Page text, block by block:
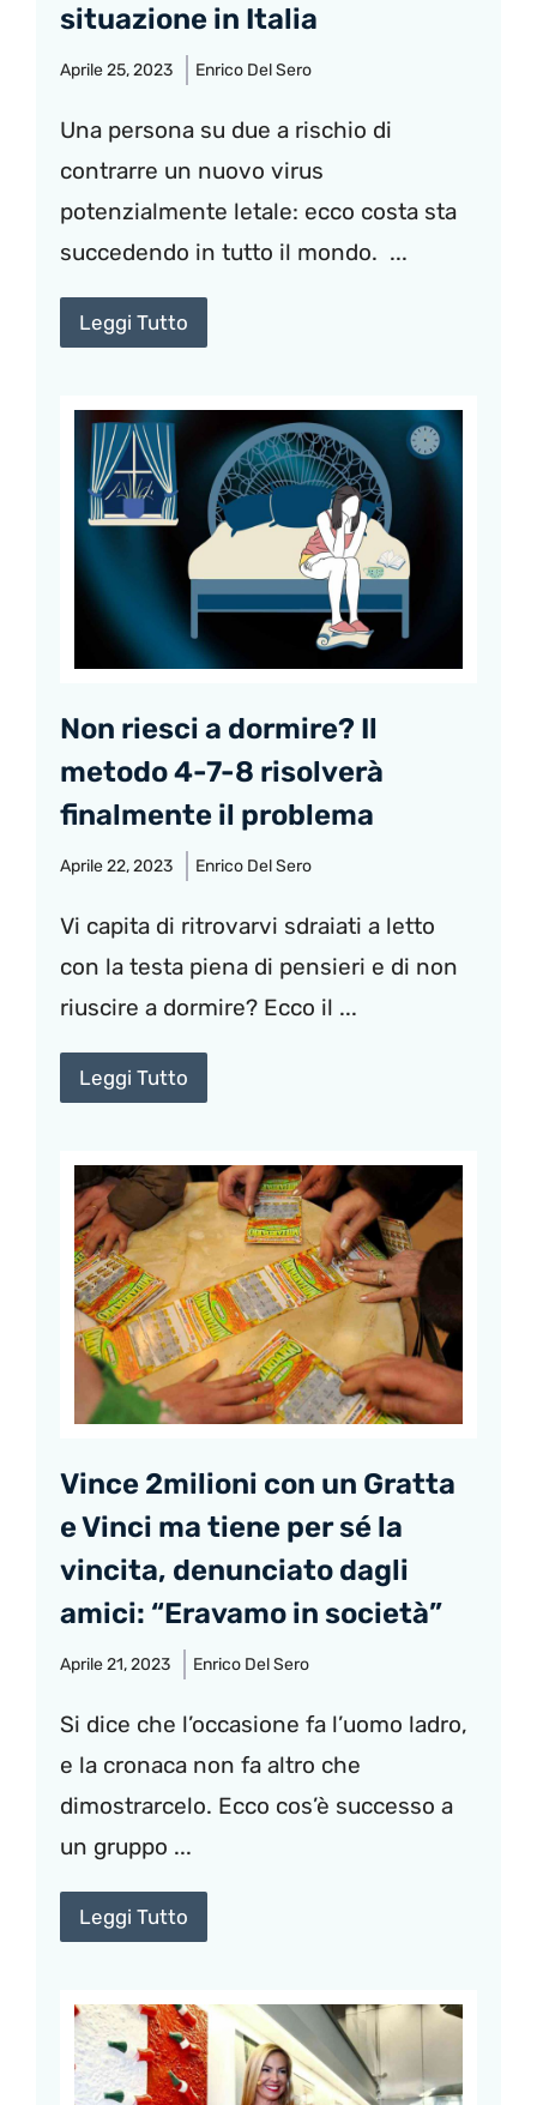
situazione in Italia
Aprile 25, 2023 Enrico Del Sero
Una persona su due a rischio di
contrarre un nuovo virus
potenzialmente letale: ecco costa sta
succedendo in tutto il mondo. ...
Leggi Tutto
Non riesci a dormire? Il
metodo 4-7-8 risolverà
finalmente il problema
Aprile 22, 2023 Enrico Del Sero
Vi capita di ritrovarvi sdraiati a letto
con la testa piena di pensieri e di non
riuscire a dormire? Ecco il ...
Leggi Tutto
Vince 2milioni con un Gratta
e Vinci ma tiene per sé la
vincita, denunciato dagli
amici: “Eravamo in società”
Aprile 21, 2023 Enrico Del Sero
Si dice che l’occasione fa l’uomo ladro,
e la cronaca non fa altro che
dimostrarcelo. Ecco cos’è successo a
un gruppo ...
Leggi Tutto